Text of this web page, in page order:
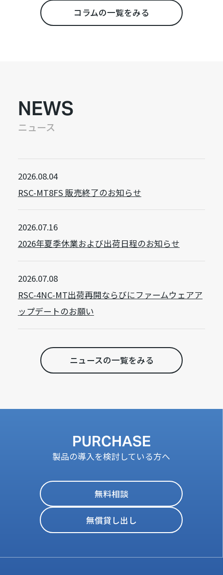
コラムの一覧をみる
NEWS
ニュース
2026.08.04
RSC-MT8FS 販売終了のお知らせ
2026.07.16
2026年夏季休業および出荷日程のお知らせ
2026.07.08
RSC-4NC-MT出荷再開ならびにファームウェアア
ップデートのお願い
ニュースの一覧をみる
PURCHASE
製品の導入を検討している方へ
無料相談
無償貸し出し